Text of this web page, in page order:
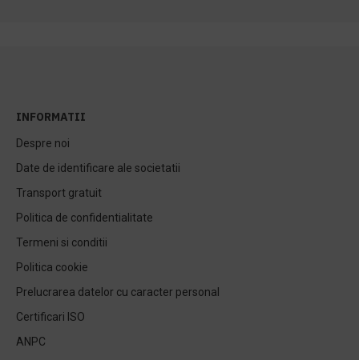
INFORMATII
Despre noi
Date de identificare ale societatii
Transport gratuit
Politica de confidentialitate
Termeni si conditii
Politica cookie
Prelucrarea datelor cu caracter personal
Certificari ISO
ANPC